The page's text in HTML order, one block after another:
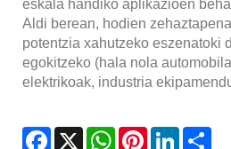
eskala handiko aplikazioen
Aldi berean, hodien
potentzia xahutzeko eszenatoki
egokitzeko (hala nola
elektrikoak, industria
Facebook
X WhatsAppPinterestLinkedIn